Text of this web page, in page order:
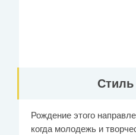
Стиль
Рождение этого
когда молодежь и